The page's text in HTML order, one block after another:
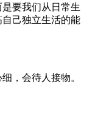
要我们从日常生
己独立生活的能
，会待人接物。